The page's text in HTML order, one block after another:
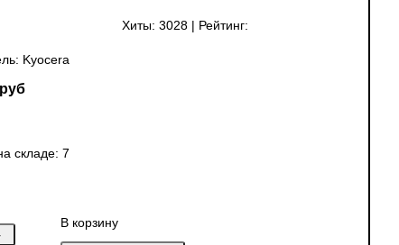
Хиты: 3028 Рейтинг:
Kyocera
складе: 7
В корзину